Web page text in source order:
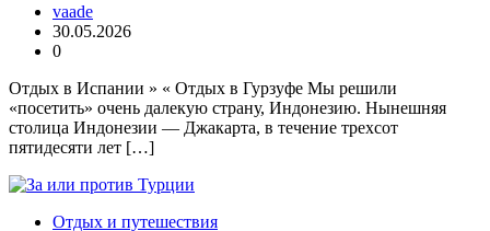
vaade
30.05.2026
0
Отдых в Испании » « Отдых в Гурзуфе Мы решили
«посетить» очень далекую страну, Индонезию. Нынешняя
столица Индонезии — Джакарта, в течение трехсот
пятидесяти лет […]
Отдых и путешествия